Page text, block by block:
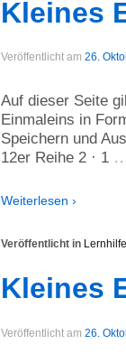
Kleines
Veröffentlicht am 26.
Auf dieser Seite
Einmaleins in
Speichern und
12er Reihe 2 · 1
Weiterlesen ›
Veröffentlicht in
Kleines
Veröffentlicht am 26.